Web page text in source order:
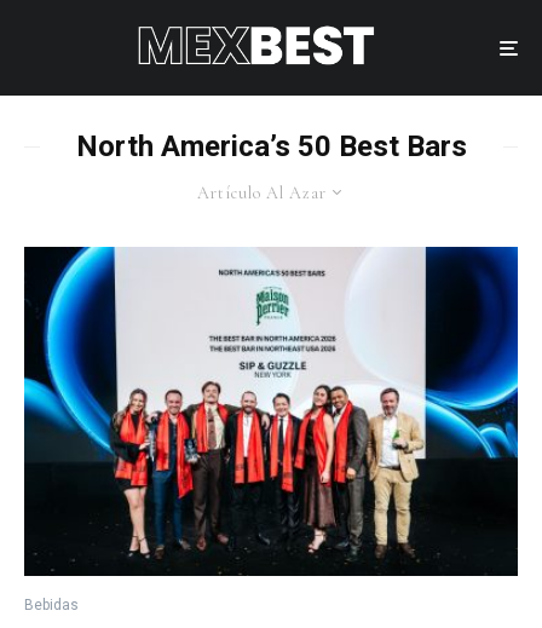
North America’s 50 Best Bars
Artículo Al Azar
Bebidas